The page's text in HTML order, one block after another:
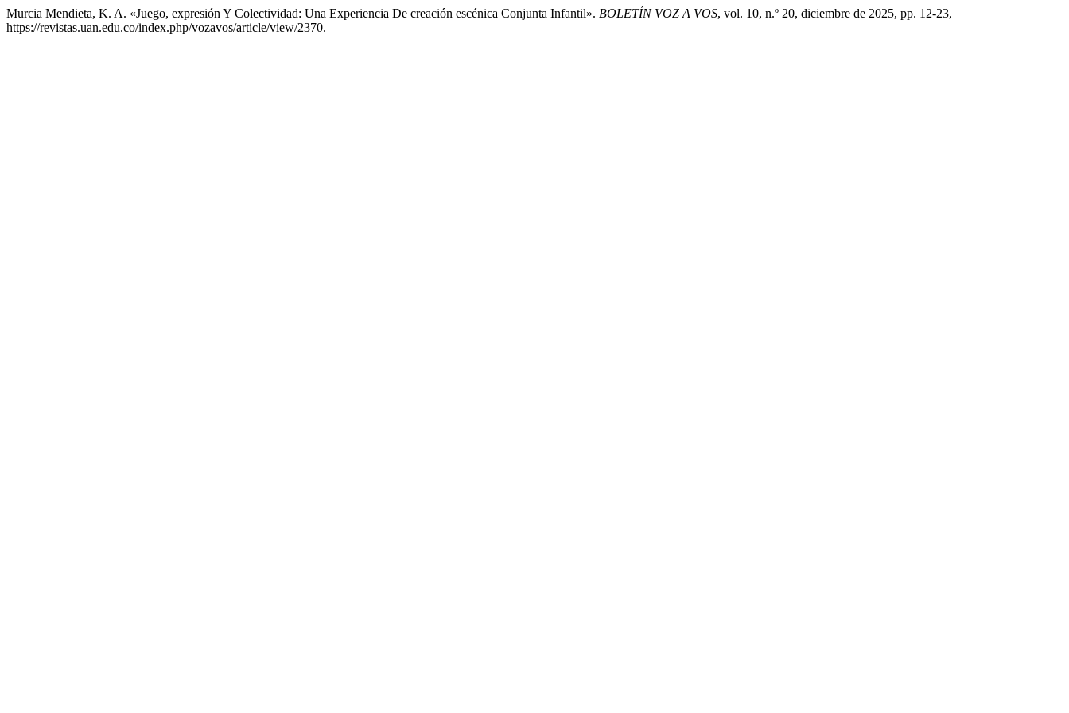
Murcia Mendieta, K. A. «Juego, expresión Y Colectividad: Una Experiencia De creación escénica Conjunta Infantil». BOLETÍN VOZ A VOS, vol. 10, n.º 20, diciembre de 2025, pp. 12-23,
https://revistas.uan.edu.co/index.php/vozavos/article/view/2370.